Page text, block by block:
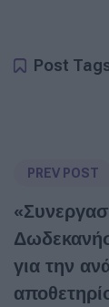
Post
PREV POST
για την